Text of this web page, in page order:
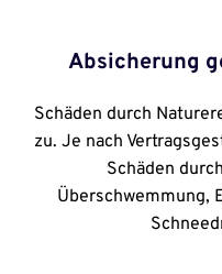
Absicherung
Schäden durch
zu. Je nach
Schäden
Überschwemmung,